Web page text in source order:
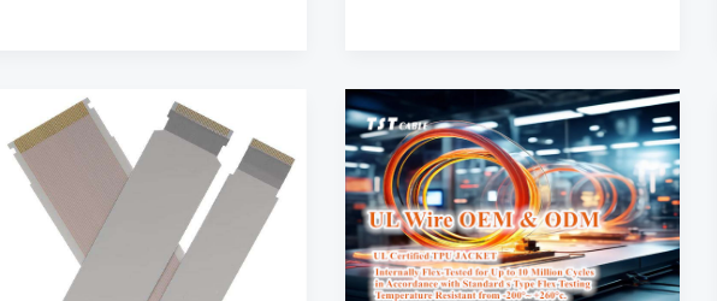
広
く
写
ラ
ッ
ト
シ
ー
リ
ン
0.25mm-
2.5mm
マ
ル
チ
メ
ー
タ